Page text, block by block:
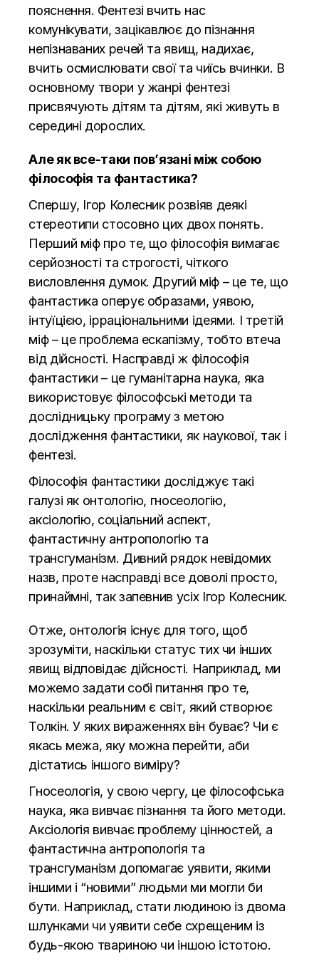
пояснення. Фентезі вчить нас
комунікувати, зацікавлює до пізнання
непізнаваних речей та явищ, надихає,
вчить осмислювати свої та чиїсь вчинки. В
основному твори у жанрі фентезі
присвячують дітям та дітям, які живуть в
середині дорослих.
Але як все-таки пов’язані між собою
філософія та фантастика?
Спершу, Ігор Колесник розвіяв деякі
стереотипи стосовно цих двох понять.
Перший міф про те, що філософія вимагає
серйозності та строгості, чіткого
висловлення думок. Другий міф – це те, що
фантастика оперує образами, уявою,
інтуїцією, ірраціональними ідеями. І третій
міф – це проблема ескапізму, тобто втеча
від дійсності. Насправді ж філософія
фантастики – це гуманітарна наука, яка
використовує філософські методи та
дослідницьку програму з метою
дослідження фантастики, як наукової, так і
фентезі.
Філософія фантастики досліджує такі
галузі як онтологію, гносеологію,
аксіологію, соціальний аспект,
фантастичну антропологію та
трансгуманізм. Дивний рядок невідомих
назв, проте насправді все доволі просто,
принаймні, так запевнив усіх Ігор Колесник.
Отже, онтологія існує для того, щоб
зрозуміти, наскільки статус тих чи інших
явищ відповідає дійсності. Наприклад, ми
можемо задати собі питання про те,
наскільки реальним є світ, який створює
Толкін. У яких вираженнях він буває? Чи є
якась межа, яку можна перейти, аби
дістатись іншого виміру?
Гносеологія, у свою чергу, це філософська
наука, яка вивчає пізнання та його методи.
Аксіологія вивчає проблему цінностей, а
фантастична антропологія та
трансгуманізм допомагає уявити, якими
іншими і “новими” людьми ми могли би
бути. Наприклад, стати людиною із двома
шлунками чи уявити себе схрещеним із
будь-якою твариною чи іншою істотою.